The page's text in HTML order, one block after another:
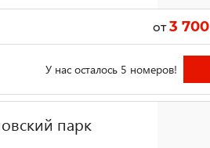
от3 700
У нас осталось 5 номеров!
парк